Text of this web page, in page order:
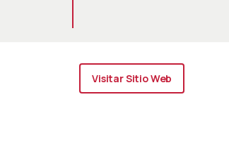
Visitar Sitio Web